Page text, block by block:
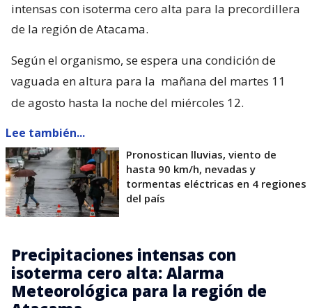
intensas con isoterma cero alta para la precordillera
de la región de Atacama.
Según el organismo, se espera una condición de
vaguada en altura para la mañana del martes 11
de agosto hasta la noche del miércoles 12.
Lee también...
Pronostican lluvias, viento de
hasta 90 km/h, nevadas y
tormentas eléctricas en 4 regiones
del país
Precipitaciones intensas con
isoterma cero alta: Alarma
Meteorológica para la región de